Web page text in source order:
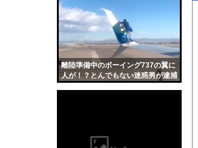
離陸準備中のボーイング737の翼に
人が！？とんでもない迷惑男が逮捕